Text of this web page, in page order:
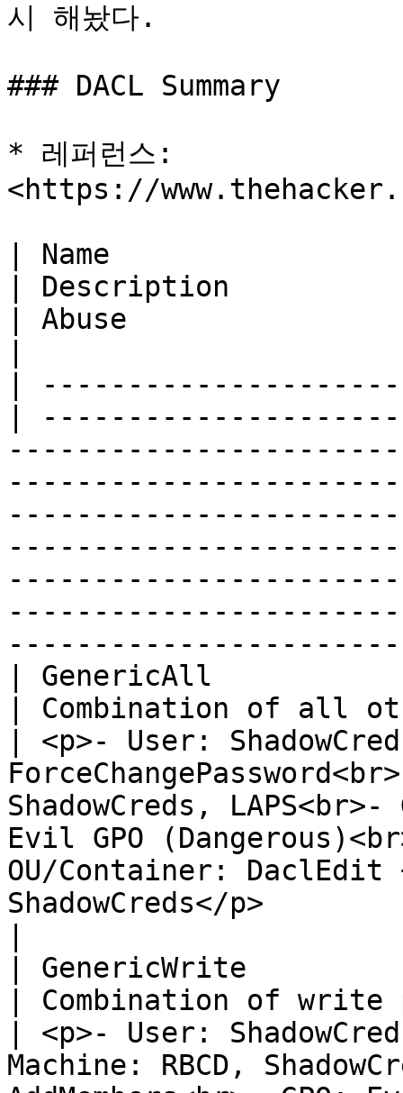
시 해놨다.
### DACL Summary
* 레퍼런스:
<https://
| Name
| Description
| Abuse
|
|
| GenericAll
| Combination of all
| <p>- User:
ShadowCreds, LAPS<br>-
Evil GPO
OU/Container:
ShadowCreds</p>
| GenericWrite
| Combination of write
| <p>- User:
Machine: RBCD,